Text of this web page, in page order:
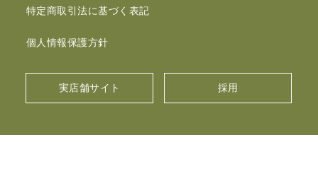
特定商取引法に基づく表記
個人情報保護方針
実店舗サイト 採用